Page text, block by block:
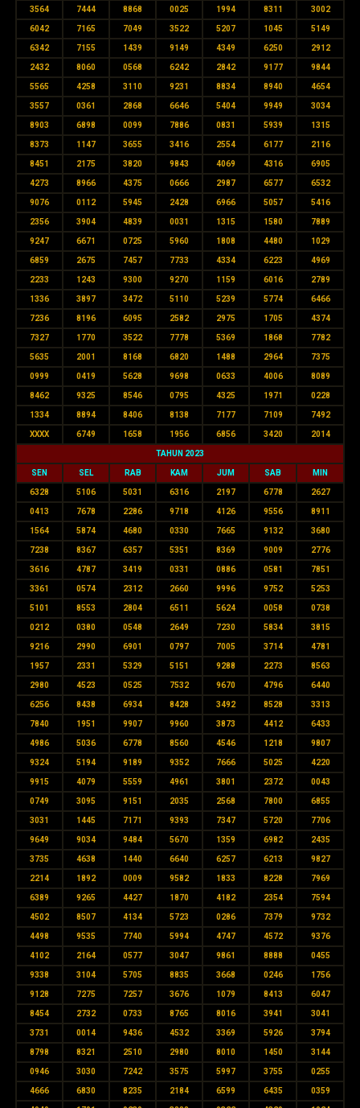
3564 7444 8868 0025 1994 8311 3002
6042 7165 7049 3522 5207 1045 5149
6342 7155 1439 9149 4349 6250 2912
2432 8060 0568 6242 2842 9177 9844
5565 4258 3110 9231 8834 8940 4654
3557 0361 2868 6646 5404 9949 3034
8903 6898 0099 7886 0831 5939 1315
8373 1147 3655 3416 2554 6177 2116
8451 2175 3820 9843 4069 4316 6905
4273 8966 4375 0666 2987 6577 6532
9076 0112 5945 2428 6966 5057 5416
2356 3904 4839 0031 1315 1580 7889
9247 6671 0725 5960 1808 4480 1029
6859 2675 7457 7733 4334 6223 4969
2233 1243 9300 9270 1159 6016 2789
1336 3897 3472 5110 5239 5774 6466
7236 8196 6095 2582 2975 1705 4374
7327 1770 3522 7778 5369 1868 7782
5635 2001 8168 6820 1488 2964 7375
0999 0419 5628 9698 0633 4006 8089
8462 9325 8546 0795 4325 1971 0228
1334 8894 8406 8138 7177 7109 7492
XXXX 6749 1658 1956 6856 3420 2014
TAHUN 2023
SEN SEL RAB KAM JUM SAB MIN
6328 5106 5031 6316 2197 6778 2627
0413 7678 2286 9718 4126 9556 8911
1564 5874 4680 0330 7665 9132 3680
7238 8367 6357 5351 8369 9009 2776
3616 4787 3419 0331 0886 0581 7851
3361 0574 2312 2660 9996 9752 5253
5101 8553 2804 6511 5624 0058 0738
0212 0380 0548 2649 7230 5834 3815
9216 2990 6901 0797 7005 3714 4781
1957 2331 5329 5151 9288 2273 8563
2980 4523 0525 7532 9670 4796 6440
6256 8438 6934 8428 3492 8528 3313
7840 1951 9907 9960 3873 4412 6433
4986 5036 6778 8560 4546 1218 9807
9324 5194 9189 9352 7666 5025 4220
9915 4079 5559 4961 3801 2372 0043
0749 3095 9151 2035 2568 7800 6855
3031 1445 7171 9393 7347 5720 7706
9649 9034 9484 5670 1359 6982 2435
3735 4638 1440 6640 6257 6213 9827
2214 1892 0009 9582 1833 8228 7969
6389 9265 4427 1870 4182 2354 7594
4502 8507 4134 5723 0286 7379 9732
4498 9535 7740 5994 4747 4572 9376
4102 2164 0577 3047 9861 8888 0455
9338 3104 5705 8835 3668 0246 1756
9128 7275 7257 3676 1079 8413 6047
8454 2732 0733 8765 8016 3941 3041
3731 0014 9436 4532 3369 5926 3794
8798 8321 2510 2980 8010 1450 3144
0946 3030 7242 3575 5997 3755 0255
4666 6830 8235 2184 6599 6435 0359